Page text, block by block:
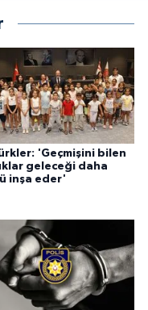
'Geçmişini bilen
geleceği daha
inşa eder'